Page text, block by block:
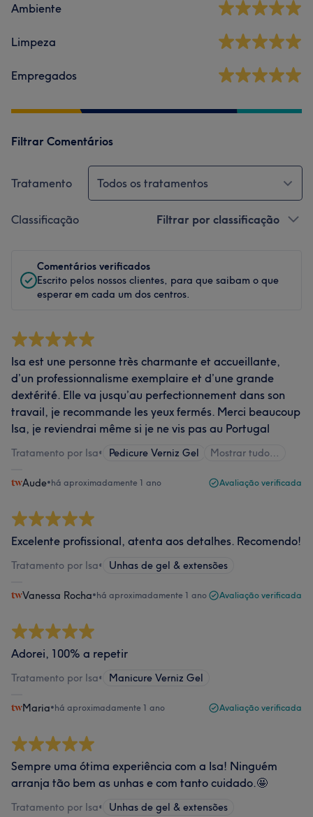
Ambiente
Limpeza
Empregados
Filtrar Comentários
Tratamento Todos os tratamentos
Classificação Filtrar por classificação
Comentários verificados
Escrito pelos nossos clientes, para que saibam o que
esperar em cada um dos centros.
Isa est une personne très charmante et accueillante,
d’un professionnalisme exemplaire et d’une grande
dextérité. Elle va jusqu’au perfectionnement dans son
travail, je recommande les yeux fermés. Merci beaucoup
Isa, je reviendrai même si je ne vis pas au Portugal
Tratamento por Isa• Pedicure Verniz Gel Mostrar tudo…
Aude•há aproximadamente 1 ano Avaliação verificada
Excelente profissional, atenta aos detalhes. Recomendo!
Tratamento por Isa• Unhas de gel & extensões
Vanessa Rocha•há aproximadamente 1 ano Avaliação verificada
Adorei, 100% a repetir
Tratamento por Isa• Manicure Verniz Gel
Maria•há aproximadamente 1 ano Avaliação verificada
Sempre uma ótima experiência com a Isa! Ninguém
arranja tão bem as unhas e com tanto cuidado.🤩
Tratamento por Isa• Unhas de gel & extensões